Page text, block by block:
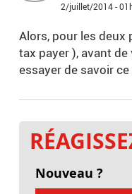
2/juillet/2014 -
Alors, pour les
tax payer ), avant
essayer de savoir
Nouveau ?